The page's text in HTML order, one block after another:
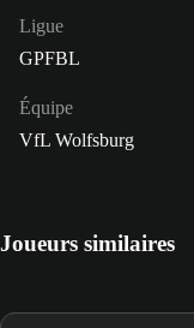
Ligue
GPFBL
Équipe
VfL Wolfsburg
Joueurs similaires